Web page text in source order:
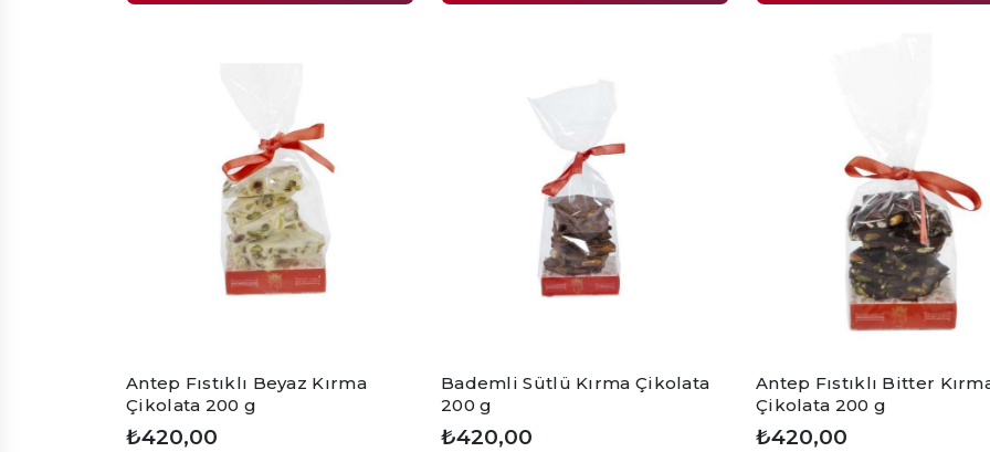
Antep Fıstıklı Beyaz Kırma
Çikolata 200 g
₺420,00
Bademli Sütlü Kırma Çikolata
200 g
₺420,00
Antep Fıstıklı Bitter
Çikolata 200 g
₺420,00